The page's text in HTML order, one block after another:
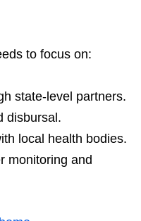
to focus on:
state-level partners.
disbursal.
local health bodies.
monitoring and